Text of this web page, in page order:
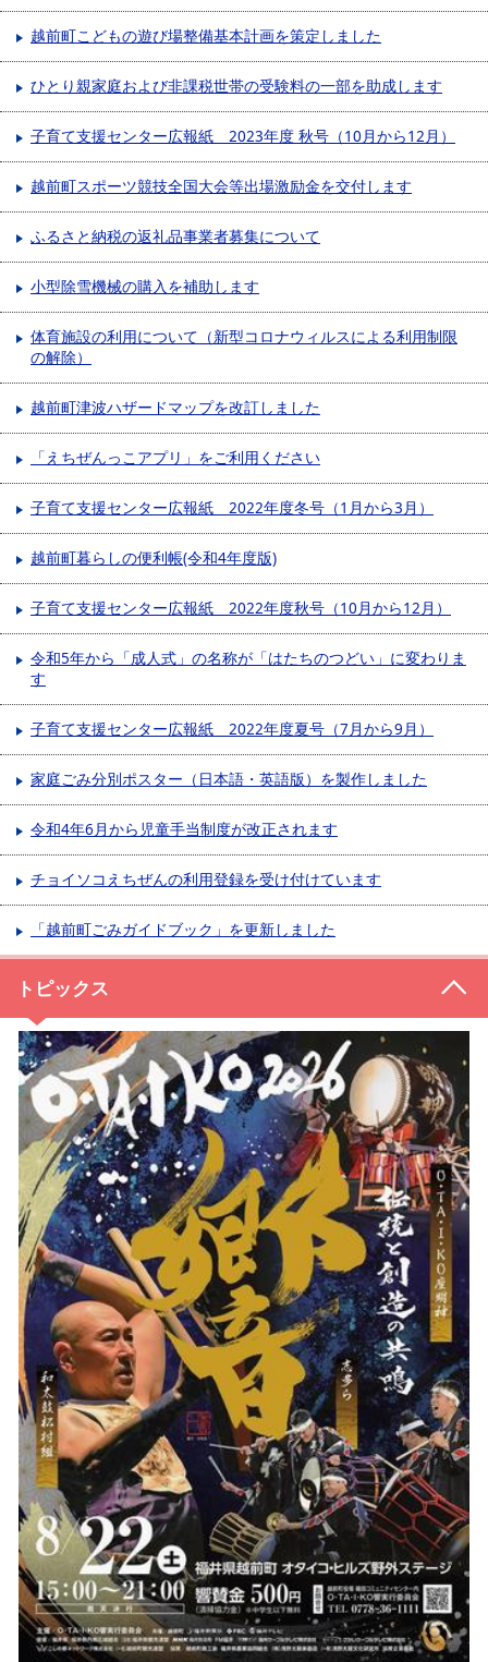
越前町こどもの遊び場整備基本計画を策定しました
ひとり親家庭および非課税世帯の受験料の一部を助成します
子育て支援センター広報紙 2023年度 秋号（10月から12月）
越前町スポーツ競技全国大会等出場激励金を交付します
ふるさと納税の返礼品事業者募集について
小型除雪機械の購入を補助します
体育施設の利用について（新型コロナウィルスによる利用制限
の解除）
越前町津波ハザードマップを改訂しました
「えちぜんっこアプリ」をご利用ください
子育て支援センター広報紙 2022年度冬号（1月から3月）
越前町暮らしの便利帳(令和4年度版)
子育て支援センター広報紙 2022年度秋号（10月から12月）
令和5年から「成人式」の名称が「はたちのつどい」に変わりま
す
子育て支援センター広報紙 2022年度夏号（7月から9月）
家庭ごみ分別ポスター（日本語・英語版）を製作しました
令和4年6月から児童手当制度が改正されます
チョイソコえちぜんの利用登録を受け付けています
「越前町ごみガイドブック」を更新しました
トピックス